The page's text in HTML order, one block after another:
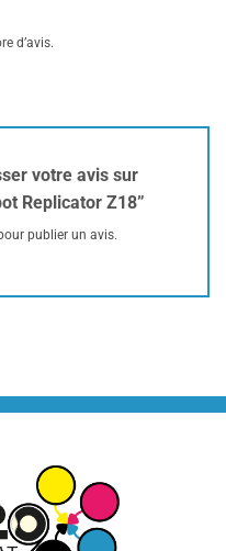
d’avis.
votre avis sur
Replicator Z18”
publier un avis.